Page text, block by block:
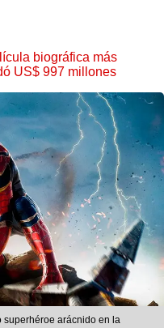
biográfica más
US$ 997 millones
superhéroe arácnido en la